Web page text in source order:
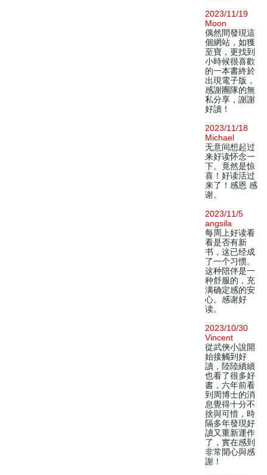
2023/11/19
Moon
偶然間發現這
個網站，如獲
至寶，更找到
小時候很喜歡
的一本書終於
出現電子版，
感謝團隊的無
私分享，謝謝
好讀！
2023/11/18
Michael
无意间想起过
来好读怀念一
下。竟然是惊
喜！好读活过
来了！感恩 感
谢。
2023/11/5
angsila
每周上好读看
看是否有新
书，这已经成
了一个习惯。
这种陪伴是一
种舒服的，充
满确定感的安
心。感谢好
读。
2023/10/30
Vincent
從武俠小說開
始接觸到好
讀，陸陸續續
也看了很多好
書，六年前看
到周博士的消
息覺得十分不
捨與可惜，時
隔多年發現好
讀又重新運作
了，實在感到
非常開心與感
謝！